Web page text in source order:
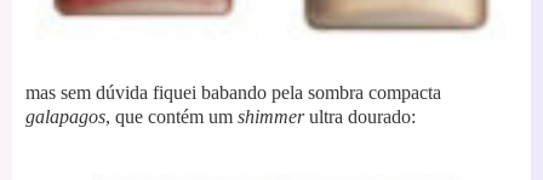
mas sem dúvida fiquei babando pela sombra compacta
galapagos, que contém um shimmerultra dourado: